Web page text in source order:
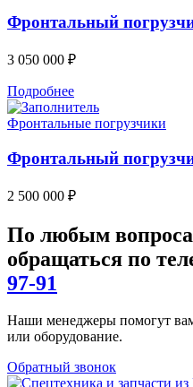
Фронтальный
3 050 000 ₽
Подробнее
Фронтальные погрузчики
Фронтальный
2 500 000 ₽
По любым
обращаться по
97-91
Наши менеджеры помогут вам
или оборудование.
Обратный звонок